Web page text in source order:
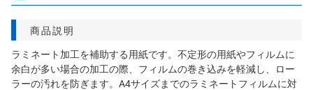
商品説明
ラミネート加工を補助する用紙です。不定形の用紙やフィルムに
余白が多い場合の加工の際、フィルムの巻き込みを軽減し、ロー
ラーの汚れを防ぎます。A4サイズまでのラミネートフィルムに対